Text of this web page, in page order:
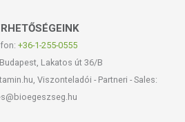
+36-1-255-0555
Lakatos út 36/B
Viszonteladói - Partneri - Sales: